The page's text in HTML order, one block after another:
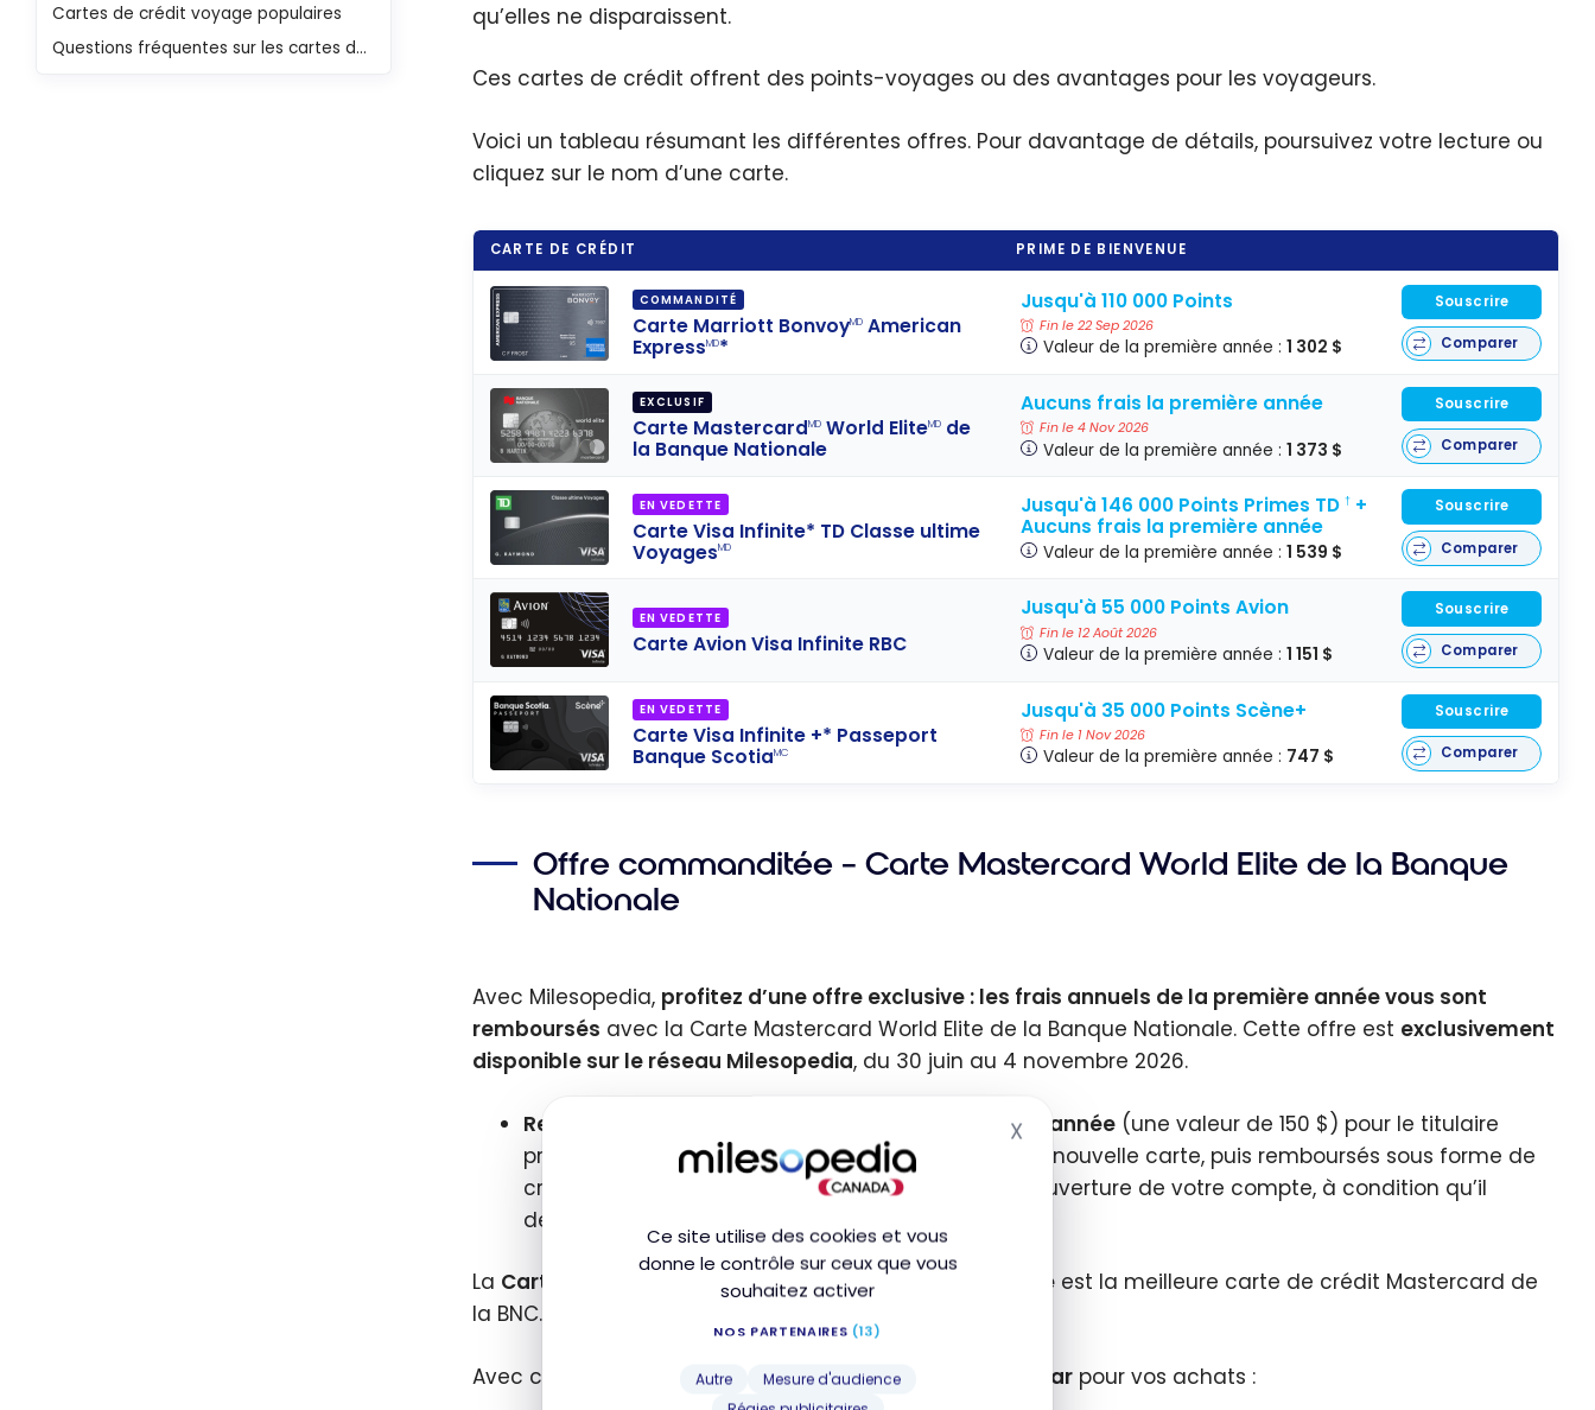
Ce site utilise des cookies et vous
donne le contrôle sur ceux que vous
souhaitez activer
NOS PARTENAIRES (13)
Autre
Mesure d'audience
XMasquer le bandeau des cookies
qu’elles ne disparaissent.
Ces cartes de crédit offrent des points-voyages ou des avantages pour les voyageurs.
Voici un tableau résumant les différentes offres. Pour davantage de détails, poursuivez votre lecture ou
cliquez sur le nom d’une carte.
CARTE DE CRÉDIT PRIME DE BIENVENUE
COMMANDITÉ
Carte Marriott BonvoyMDAmerican
ExpressMD*
Jusqu'à 110 000 Points
Fin le 22 Sep 2026
Valeur de la première année :1 302 $
Souscrire
Comparer
EXCLUSIF
Carte MastercardMDWorld EliteMDde
la Banque Nationale
Aucuns frais la première année
Fin le 4 Nov 2026
Valeur de la première année :1 373 $
Souscrire
Comparer
EN VEDETTE
Carte Visa Infinite* TD Classe ultime
VoyagesMD
Jusqu'à 146 000 Points Primes TD† +
Aucuns frais la première année
Valeur de la première année :1 539 $
Souscrire
Comparer
EN VEDETTE
Carte Avion Visa Infinite RBC
Jusqu'à 55 000 Points Avion
Fin le 12 Août 2026
Valeur de la première année :1 151 $
Souscrire
Comparer
EN VEDETTE
Carte Visa Infinite +* Passeport
Banque ScotiaMC
Jusqu'à 35 000 Points Scène+
Fin le 1 Nov 2026
Valeur de la première année : 747 $
Souscrire
Comparer
Offre commanditée – Carte Mastercard World Elite de la Banque
Nationale
Avec Milesopedia, profitez d’une offre exclusive : les frais annuels de la première année vous sont
remboursés avec la Carte Mastercard World Elite de la Banque Nationale. Cette offre est exclusivement
disponible sur le réseau Milesopedia, du 30 juin au 4 novembre 2026.
Remboursement des frais annuels de la première année(une valeur de 150 $) pour le titulaire
principal. Ces frais sont portés au compte de votre nouvelle carte, puis remboursés sous forme de
crédit à votre relevé, dans les cinq mois suivant l’ouverture de votre compte, à condition qu’il
demeure ouvert et en règle.
La Carte Mastercard World Elite de la Banque Nationale est la meilleure carte de crédit Mastercard de
la BNC.
Avec cette carte, vous obtenez jusqu’à5 points par dollar pour vos achats :
Cartes de crédit voyage populaires
Questions fréquentes sur les cartes de crédit Voyage